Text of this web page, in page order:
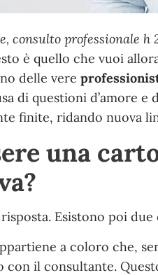
consulto professionale
è quello che vuoi
delle vere
di questioni d’amore e
finite, ridando nuova
una
Esistono poi
a coloro che,
con il consultante.